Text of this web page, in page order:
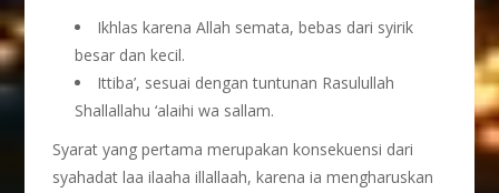
Ikhlas karena Allah semata, bebas dari syirik
besar dan kecil.
Ittiba’, sesuai dengan tuntunan Rasulullah
Shallallahu ‘alaihi wa sallam.
Syarat yang pertama merupakan konsekuensi dari
syahadat laa ilaaha illallaah, karena ia mengharuskan